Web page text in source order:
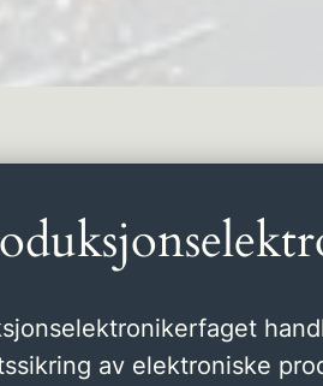
av elektroniske